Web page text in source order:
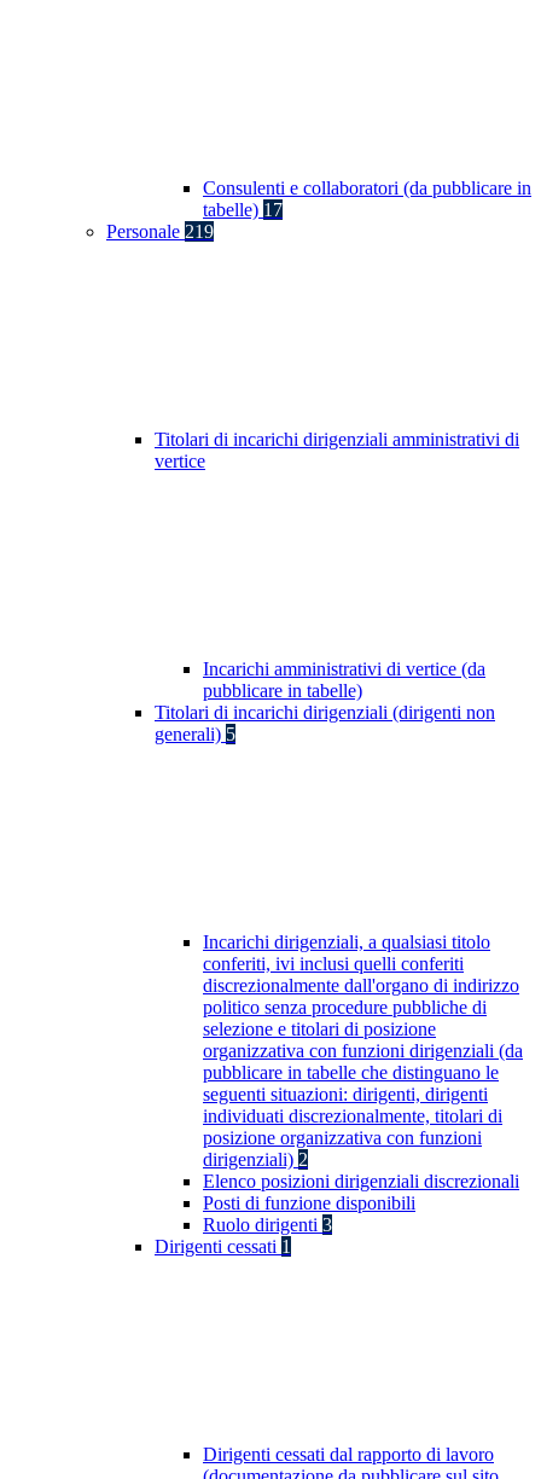
Consulenti e collaboratori (da pubblicare in
tabelle) 17
Personale 219
Titolari di incarichi dirigenziali amministrativi di
vertice
Incarichi amministrativi di vertice (da
pubblicare in tabelle)
Titolari di incarichi dirigenziali (dirigenti non
generali) 5
Incarichi dirigenziali, a qualsiasi titolo
conferiti, ivi inclusi quelli conferiti
discrezionalmente dall'organo di indirizzo
politico senza procedure pubbliche di
selezione e titolari di posizione
organizzativa con funzioni dirigenziali (da
pubblicare in tabelle che distinguano le
seguenti situazioni: dirigenti, dirigenti
individuati discrezionalmente, titolari di
posizione organizzativa con funzioni
dirigenziali) 2
Elenco posizioni dirigenziali discrezionali
Posti di funzione disponibili
Ruolo dirigenti 3
Dirigenti cessati 1
Dirigenti cessati dal rapporto di lavoro